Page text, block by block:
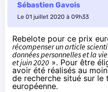
Sébastien Gavois
Le 01 juillet 2020 à 09h33
Rebelote pour ce prix
récompenser un article
données personnelles et la
et juin 2020 ». Pour être
avoir été réalisés au
de recherche situé sur le
européenne.